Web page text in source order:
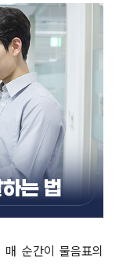
순간이 물음표의